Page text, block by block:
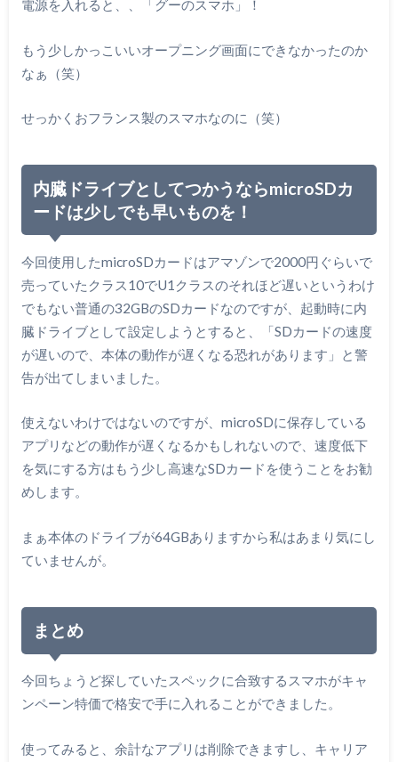
電源を入れると、、「グーのスマホ」！
もう少しかっこいいオープニング画面にできなかったのか
なぁ（笑）
せっかくおフランス製のスマホなのに（笑）
内臓ドライブとしてつかうならmicroSDカ
ードは少しでも早いものを！
今回使用したmicroSDカードはアマゾンで2000円ぐらいで
売っていたクラス10でU1クラスのそれほど遅いというわけ
でもない普通の32GBのSDカードなのですが、起動時に内
臓ドライブとして設定しようとすると、「SDカードの速度
が遅いので、本体の動作が遅くなる恐れがあります」と警
告が出てしまいました。
使えないわけではないのですが、microSDに保存している
アプリなどの動作が遅くなるかもしれないので、速度低下
を気にする方はもう少し高速なSDカードを使うことをお勧
めします。
まぁ本体のドライブが64GBありますから私はあまり気にし
ていませんが。
まとめ
今回ちょうど探していたスペックに合致するスマホがキャ
ンペーン特価で格安で手に入れることができました。
使ってみると、余計なアプリは削除できますし、キャリア